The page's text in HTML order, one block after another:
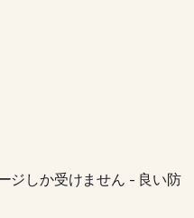
ジしか受けません - 良い防